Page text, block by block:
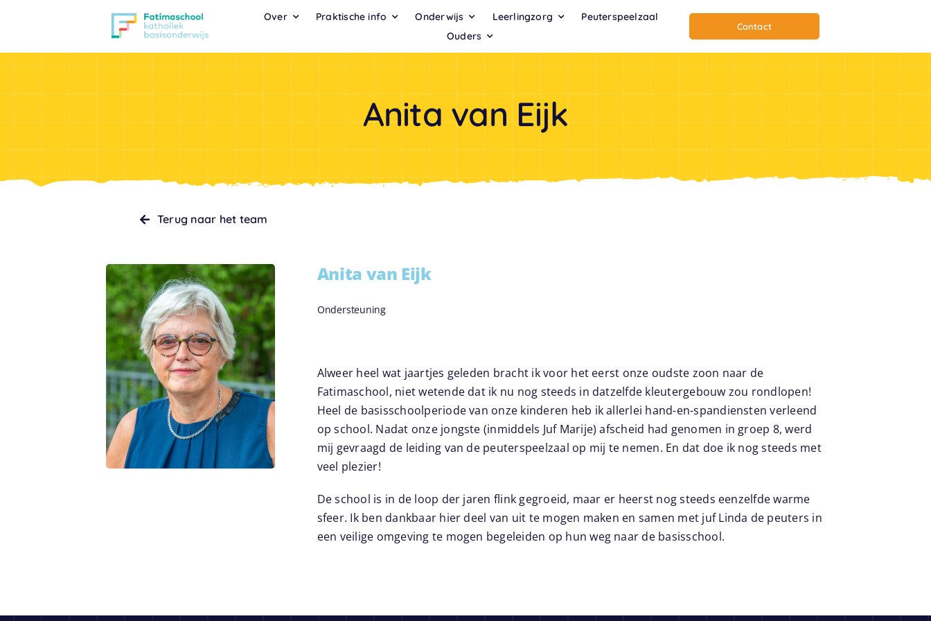
Over Praktische info Onderwijs Leerlingzorg
Peuterspeelzaal
Ouders
Contact
Anita van Eijk
Terug naar het team
Anita van Eijk
Ondersteuning
Alweer heel wat jaartjes geleden bracht ik voor het eerst onze oudste zoon naar de
Fatimaschool, niet wetende dat ik nu nog steeds in datzelfde kleutergebouw zou rondlopen!
Heel de basisschoolperiode van onze kinderen heb ik allerlei hand-en-spandiensten verleend
op school. Nadat onze jongste (inmiddels Juf Marije) afscheid had genomen in groep 8, werd
mij gevraagd de leiding van de peuterspeelzaal op mij te nemen. En dat doe ik nog steeds met
veel plezier!
De school is in de loop der jaren flink gegroeid, maar er heerst nog steeds eenzelfde warme
sfeer. Ik ben dankbaar hier deel van uit te mogen maken en samen met juf Linda de peuters in
een veilige omgeving te mogen begeleiden op hun weg naar de basisschool.